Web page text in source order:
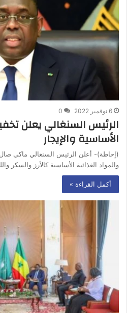
6 نوفمبر 2022 0
الرئيس السنغالي يعلن
الأساسية والإيجار
(إحاطة)- أعلن الرئيس السنغالي ماكي صال
والمواد الغذائية الأساسية كالأرز والسكر
أكمل القراءة »